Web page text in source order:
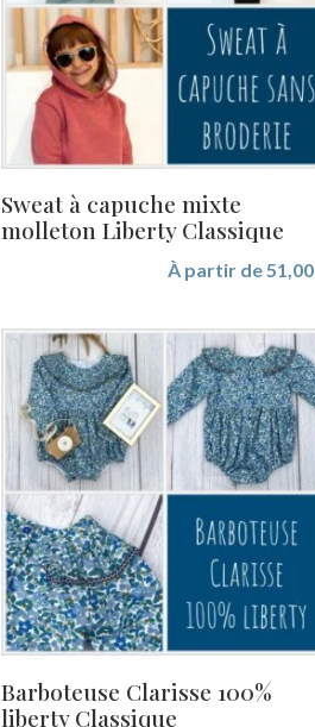
Sweat à capuche mixte
molleton Liberty Classique
À partir de51,00
Barboteuse Clarisse 100%
liberty Classique